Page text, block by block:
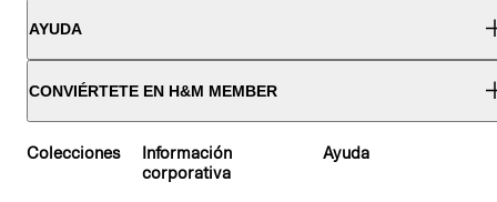
AYUDA
CONVIÉRTETE EN H&M MEMBER
Colecciones
Información
corporativa
Ayuda